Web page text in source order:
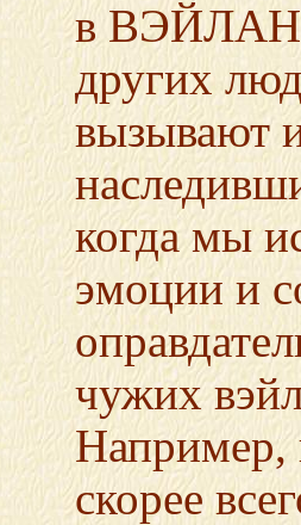
в
других
вызывают
когда мы
эмоции и
чужих
Например,
скорее